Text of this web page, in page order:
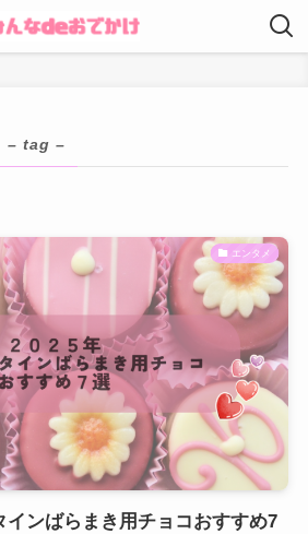
– tag –
エンタメ
インばらまき用チョコおすすめ7